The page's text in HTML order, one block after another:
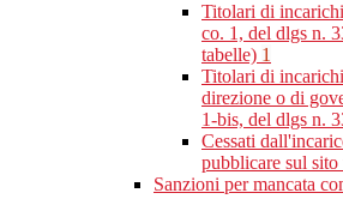
Titolari di
co. 1, del dlgs n.
tabelle) 1
Titolari di
direzione o di
1-bis, del dlgs n.
Cessati
pubblicare sul
Sanzioni per mancata